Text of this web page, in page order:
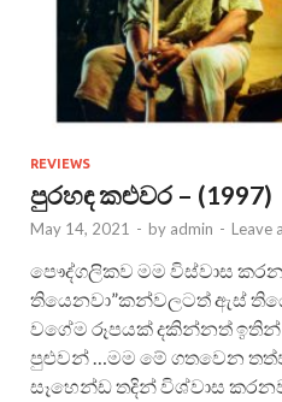
REVIEWS
පුරහඳ කළුවර – (1997)
May 14, 2021 - by admin - Leave
පෞද්ගලිකව මම විස්වාස
තියෙනවා”කන්වලටත් ඇස්
වගේම රූපයක් දකින්නත් ඉතින්
පුළුවන් …මම මේ ⁣ගතවෙන
සෑහෙන්ඩ තදින් විශ්වාස